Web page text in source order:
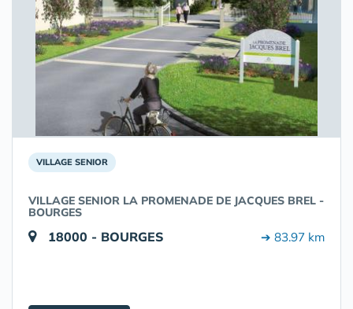
VILLAGE SENIOR
VILLAGE SENIOR LA PROMENADE DE JACQUES BREL -
BOURGES
18000 - BOURGES ➔ 83.97 km